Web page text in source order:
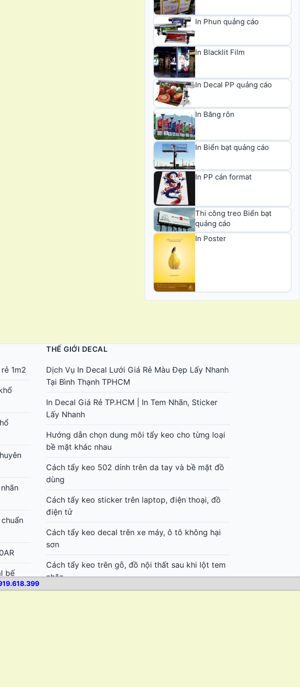
In Phun quảng cáo
In Blacklit Film
In Decal PP quảng cáo
In Băng rôn
In Biển bạt quảng cáo
In PP cán format
Thi công treo Biển bạt
quảng cáo
In Poster
1m2
bế
THẾ GIỚI DECAL
Dịch Vụ In Decal Lưới Giá Rẻ Màu Đẹp Lấy Nhanh
Tại Bình Thạnh TPHCM
In Decal Giá Rẻ TP.HCM | In Tem Nhãn, Sticker
Lấy Nhanh
Hướng dẫn chọn dung môi tẩy keo cho từng loại
bề mặt khác nhau
Cách tẩy keo 502 dính trên da tay và bề mặt đồ
dùng
Cách tẩy keo sticker trên laptop, điện thoại, đồ
điện tử
Cách tẩy keo decal trên xe máy, ô tô không hại
sơn
Cách tẩy keo trên gỗ, đồ nội thất sau khi lột tem
nhãn